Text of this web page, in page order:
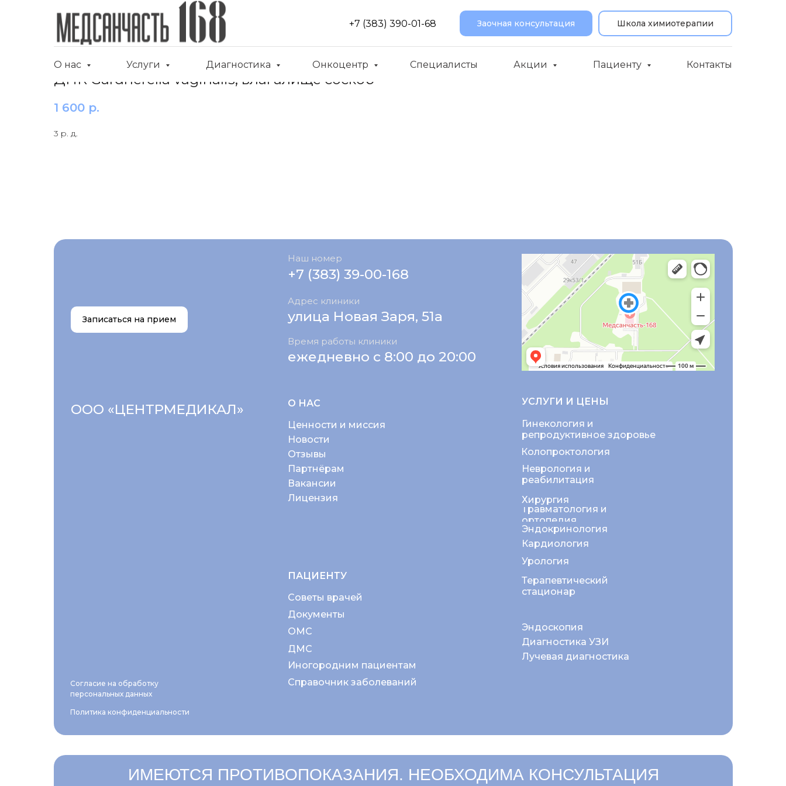
+7 (383) 390-01-68 Заочная консультация Школа химиотерапии
О нас Услуги Диагностика Онкоцентр Специалисты Акции Пациенту Контакты
ДНК Gardnerella vaginalis, влагалище соскоб
1 600 р.
3 р. д.
О НАС
Политика конфиденциальности
Согласие на обработку
персональных данных
Ценности и миссия
Новости
+7 (383) 39-00-168
Отзывы
Партнёрам
Вакансии
Лицензия
Неврология и
реабилитация
Колопроктология
Хирургия
Гинекология и
репродуктивное здоровье
Диагностика УЗИ
Эндоскопия
Травматология и
ортопедия
Эндокринология
Терапевтический
стационар
Кардиология
Урология
Лучевая диагностика
УСЛУГИ И ЦЕНЫ
ПАЦИЕНТУ
Советы врачей
ОМС
Документы
ДМС
Иногородним пациентам
Справочник заболеваний
Наш номер
ежедневно с 8:00 до 20:00
Время работы клиники
Адрес клиники
улица Новая Заря, 51а
ООО «ЦЕНТРМЕДИКАЛ»
Записаться на прием
ИМЕЮТСЯ ПРОТИВОПОКАЗАНИЯ. НЕОБХОДИМА КОНСУЛЬТАЦИЯ